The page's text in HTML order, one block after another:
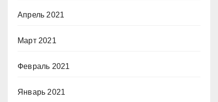
Апрель 2021
Март 2021
Февраль 2021
Январь 2021